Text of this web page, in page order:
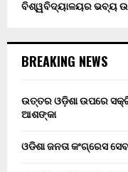
ବିଶ୍ୱବିଦ୍ୟାଳୟର ଭବ୍ୟ
BREAKING NEWS
ଉତ୍ତର ଓଡ଼ିଶା ଉପରେ
ଆଶଙ୍କା
ଓଡିଶା ଜନତା କଂଗ୍ରେସ